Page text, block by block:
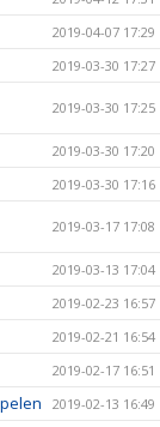
2019-04-07 17:29
2019-03-30 17:27
2019-03-30 17:25
2019-03-30 17:20
2019-03-30 17:16
2019-03-17 17:08
2019-03-13 17:04
2019-02-23 16:57
2019-02-21 16:54
2019-02-17 16:51
2019-02-13 16:49